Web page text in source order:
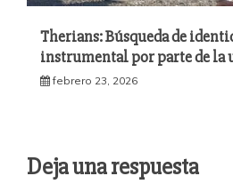
Therians: Búsqueda de
instrumental por parte de la
febrero 23, 2026
Deja una respuesta